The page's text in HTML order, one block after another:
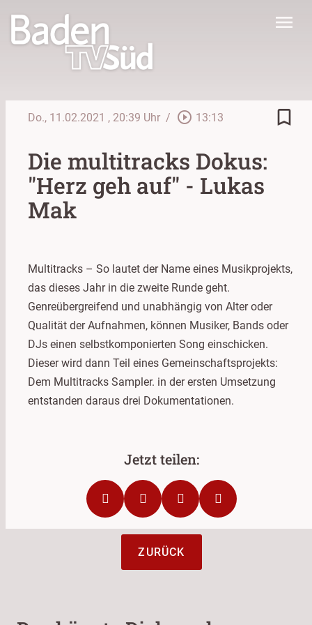
menu
Do., 11.02.2021 , 20:39 Uhr / play_circle_outline 13:13 bookmark_border
Die multitracks Dokus:
"Herz geh auf" - Lukas
Mak
Multitracks – So lautet der Name eines Musikprojekts,
das dieses Jahr in die zweite Runde geht.
Genreübergreifend und unabhängig von Alter oder
Qualität der Aufnahmen, können Musiker, Bands oder
DJs einen selbstkomponierten Song einschicken.
Dieser wird dann Teil eines Gemeinschaftsprojekts:
Dem Multitracks Sampler. in der ersten Umsetzung
entstanden daraus drei Dokumentationen.
ZURÜCK